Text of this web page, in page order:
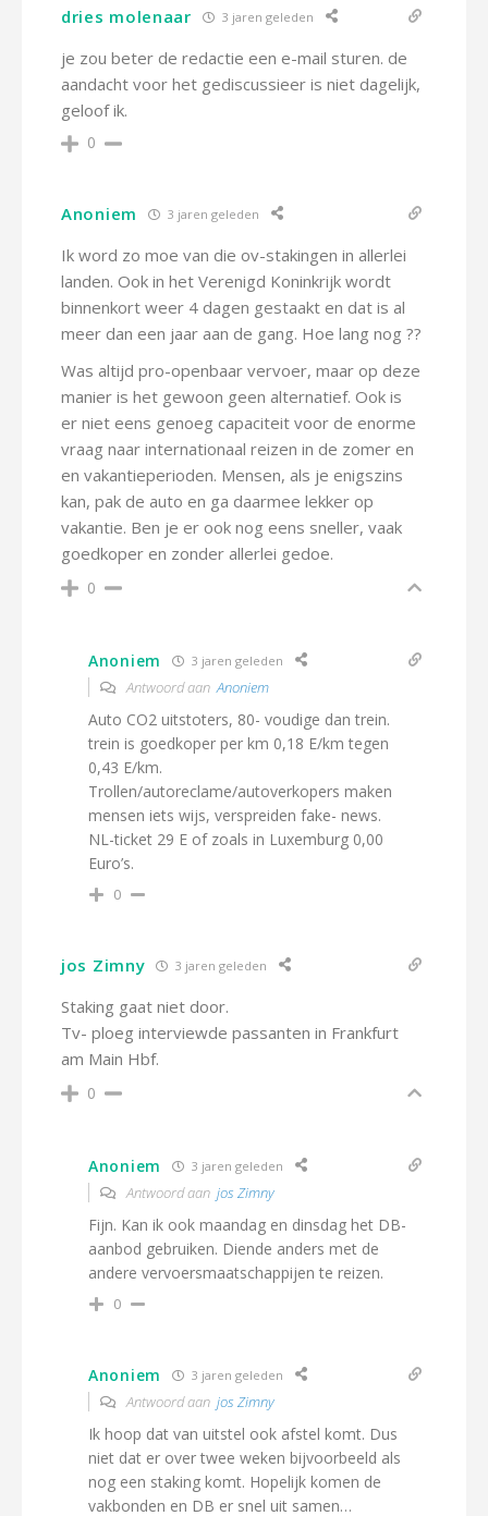
dries molenaar 3 jaren geleden
je zou beter de redactie een e-mail sturen. de
aandacht voor het gediscussieer is niet dagelijk,
geloof ik.
0
Anoniem 3 jaren geleden
Ik word zo moe van die ov-stakingen in allerlei
landen. Ook in het Verenigd Koninkrijk wordt
binnenkort weer 4 dagen gestaakt en dat is al
meer dan een jaar aan de gang. Hoe lang nog ??
Was altijd pro-openbaar vervoer, maar op deze
manier is het gewoon geen alternatief. Ook is
er niet eens genoeg capaciteit voor de enorme
vraag naar internationaal reizen in de zomer en
en vakantieperioden. Mensen, als je enigszins
kan, pak de auto en ga daarmee lekker op
vakantie. Ben je er ook nog eens sneller, vaak
goedkoper en zonder allerlei gedoe.
0
Anoniem 3 jaren geleden
Antwoord aanAnoniem
Auto CO2 uitstoters, 80- voudige dan trein.
trein is goedkoper per km 0,18 E/km tegen
0,43 E/km.
Trollen/autoreclame/autoverkopers maken
mensen iets wijs, verspreiden fake- news.
NL-ticket 29 E of zoals in Luxemburg 0,00
Euro’s.
0
jos Zimny 3 jaren geleden
Staking gaat niet door.
Tv- ploeg interviewde passanten in Frankfurt
am Main Hbf.
0
Anoniem 3 jaren geleden
Antwoord aan jos Zimny
Fijn. Kan ik ook maandag en dinsdag het DB-
aanbod gebruiken. Diende anders met de
andere vervoersmaatschappijen te reizen.
0
Anoniem 3 jaren geleden
Antwoord aan jos Zimny
Ik hoop dat van uitstel ook afstel komt. Dus
niet dat er over twee weken bijvoorbeeld als
nog een staking komt. Hopelijk komen de
vakbonden en DB er snel uit samen…